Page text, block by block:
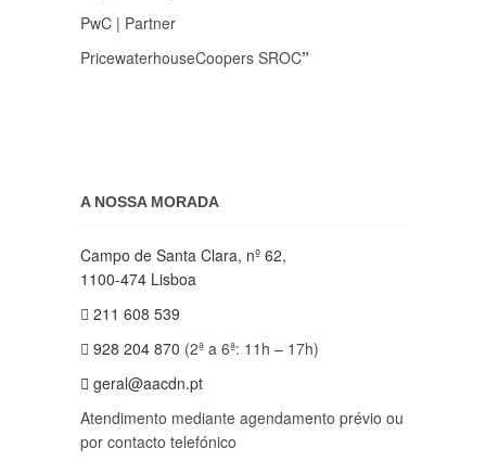
PwC | Partner
PricewaterhouseCoopers SROC”
A NOSSA MORADA
Campo de Santa Clara, nº 62,
1100-474 Lisboa
211 608 539
928 204 870 (2ª a 6ª: 11h – 17h)
geral@aacdn.pt
Atendimento mediante agendamento prévio ou
por contacto telefónico